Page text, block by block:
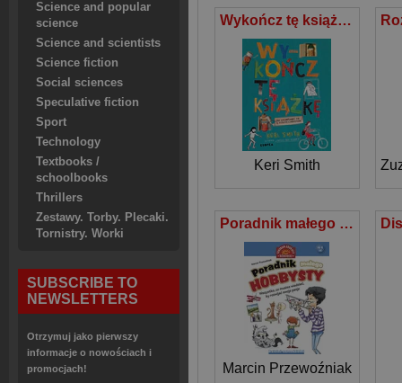
Science and popular
science
Science and scientists
Science fiction
Social sciences
Speculative fiction
Sport
Technology
Textbooks /
schoolbooks
Thrillers
Zestawy. Torby. Plecaki.
Tornistry. Worki
SUBSCRIBE TO
NEWSLETTERS
Otrzymuj jako pierwszy
informacje o nowościach i
promocjach!
Wykończ tę książkę Jak zakumplować się z książką z obrazkami
Keri Smith
Poradnik małego hobbysty Wszystko, co musisz wiedzieć, by rozwijać swoje pasje
Marcin Przewoźniak